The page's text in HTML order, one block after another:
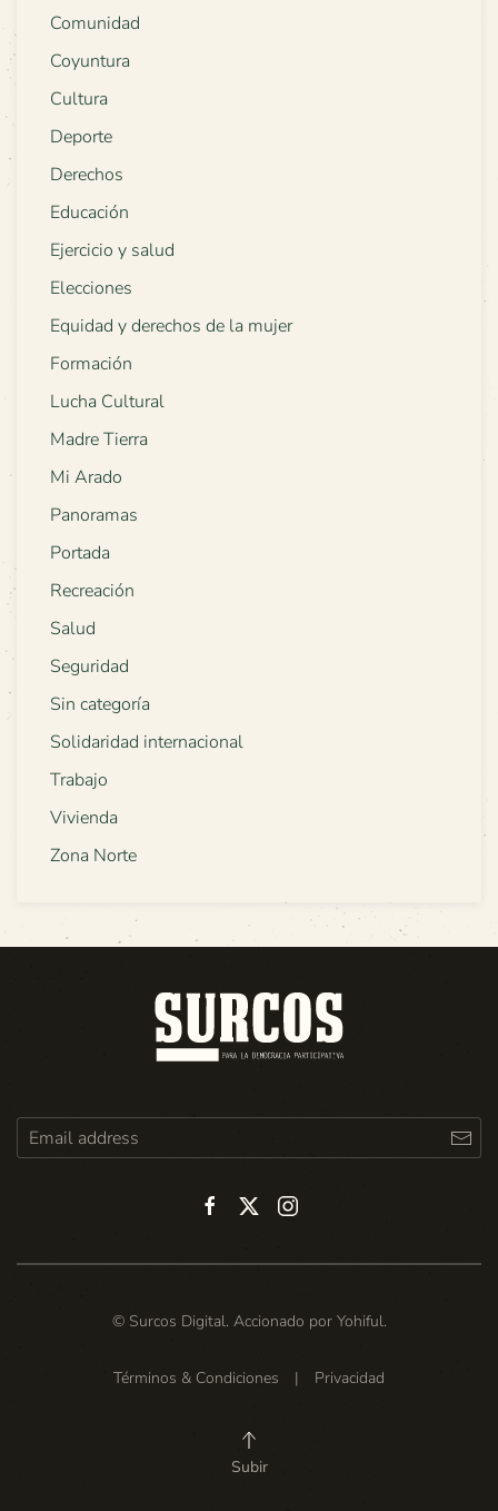
Comunidad
Coyuntura
Cultura
Deporte
Derechos
Educación
Ejercicio y salud
Elecciones
Equidad y derechos de la mujer
Formación
Lucha Cultural
Madre Tierra
Mi Arado
Panoramas
Portada
Recreación
Salud
Seguridad
Sin categoría
Solidaridad internacional
Trabajo
Vivienda
Zona Norte
© Surcos Digital. Accionado por Yohiful.
Términos & Condiciones | Privacidad
Subir